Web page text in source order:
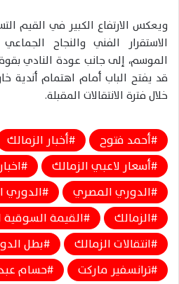
ويعكس الارتفاع الكبير في القيم
الاستقرار الفني والنجاح
الموسم، إلى جانب عودة النادي
قد يفتح الباب أمام اهتمام أندية
خلال فترة الانتقالات المقبلة.
أحمد فتوح
أخبار الزمالك
أسعار لاعبي الزمالك
الدوري المصري
الدوري
الزمالك
القيمة السوقية
انتقالات الزمالك
بطل
ترانسفير ماركت
حسام